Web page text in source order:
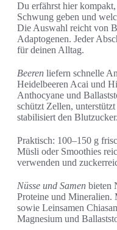
Du erfährst hier
Schwung geben und
Die Auswahl reicht von
Adaptogenen. Jeder
für deinen Alltag.
Beeren liefern schnelle
Heidelbeeren Acai und
Anthocyane und
schützt Zellen,
stabilisiert den Blutzucker.
Praktisch: 100–150 g
Müsli oder Smoothies
verwenden und
Nüsse und Samen bieten
Proteine und Mineralien.
sowie Leinsamen
Magnesium und